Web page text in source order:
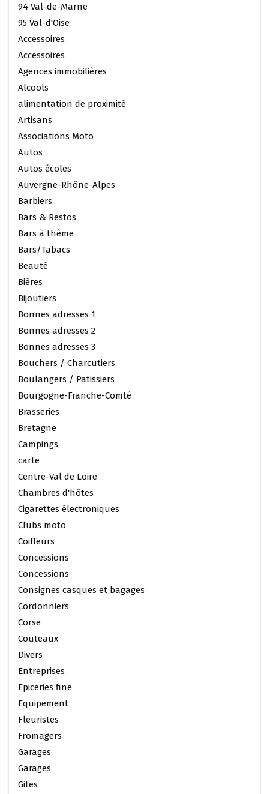
94 Val-de-Marne
95 Val-d'Oise
Accessoires
Accessoires
Agences immobilières
Alcools
alimentation de proximité
Artisans
Associations Moto
Autos
Autos écoles
Auvergne-Rhône-Alpes
Barbiers
Bars & Restos
Bars à thème
Bars/Tabacs
Beauté
Bières
Bijoutiers
Bonnes adresses 1
Bonnes adresses 2
Bonnes adresses 3
Bouchers / Charcutiers
Boulangers / Patissiers
Bourgogne-Franche-Comté
Brasseries
Bretagne
Campings
carte
Centre-Val de Loire
Chambres d'hôtes
Cigarettes électroniques
Clubs moto
Coiffeurs
Concessions
Concessions
Consignes casques et bagages
Cordonniers
Corse
Couteaux
Divers
Entreprises
Epiceries fine
Equipement
Fleuristes
Fromagers
Garages
Garages
Gites